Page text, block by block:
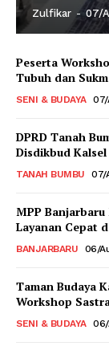
Zulfikar - 07/
Peserta
Tubuh dan
SENI & BUDAYA 07/
DPRD Tanah
Disdikbud Kalsel
TANAH BUMBU 07/
MPP Banjarbaru
Layanan Cepat
BANJARBARU 06/
Taman Budaya
Workshop
SENI & BUDAYA 06/